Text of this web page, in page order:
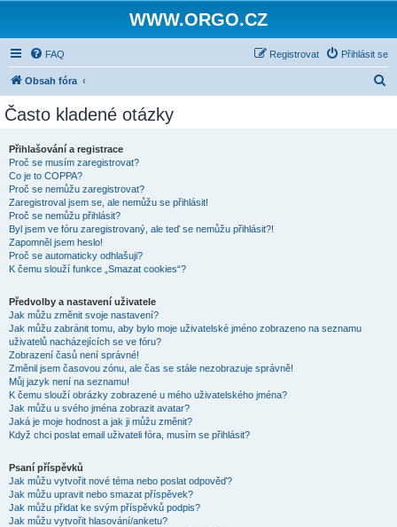
WWW.ORGO.CZ
FAQ Přihlásit se
Registrovat
Obsah fóra
Často kladené otázky
Přihlašování a registrace
Proč se musím zaregistrovat?
Co je to COPPA?
Proč se nemůžu zaregistrovat?
Zaregistroval jsem se, ale nemůžu se přihlásit!
Proč se nemůžu přihlásit?
Byl jsem ve fóru zaregistrovaný, ale teď se nemůžu přihlásit?!
Zapomněl jsem heslo!
Proč se automaticky odhlašuji?
K čemu slouží funkce „Smazat cookies“?
Předvolby a nastavení uživatele
Jak můžu změnit svoje nastavení?
Jak můžu zabránit tomu, aby bylo moje uživatelské jméno zobrazeno na seznamu
uživatelů nacházejících se ve fóru?
Zobrazení časů není správné!
Změnil jsem časovou zónu, ale čas se stále nezobrazuje správně!
Můj jazyk není na seznamu!
K čemu slouží obrázky zobrazené u mého uživatelského jména?
Jak můžu u svého jména zobrazit avatar?
Jaká je moje hodnost a jak ji můžu změnit?
Když chci poslat email uživateli fóra, musím se přihlásit?
Psaní příspěvků
Jak můžu vytvořit nové téma nebo poslat odpověď?
Jak můžu upravit nebo smazat příspěvek?
Jak můžu přidat ke svým příspěvků podpis?
Jak můžu vytvořit hlasování/anketu?